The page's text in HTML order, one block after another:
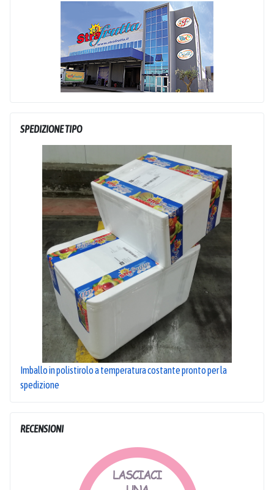
SPEDIZIONE TIPO
Imballo in polistirolo a temperatura costante pronto per la
spedizione
RECENSIONI